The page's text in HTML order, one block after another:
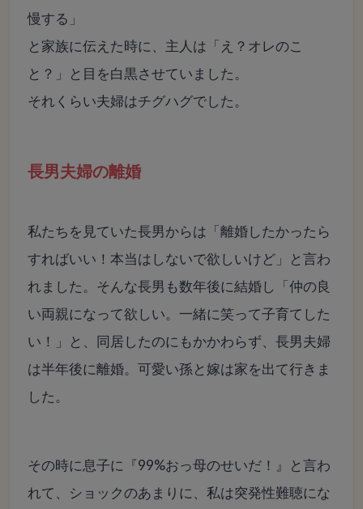
慢する」
と家族に伝えた時に、主人は「え？オレのこ
と？」と目を白黒させていました。
それくらい夫婦はチグハグでした。
長男夫婦の離婚
私たちを見ていた長男からは「離婚したかったら
すればいい！本当はしないで欲しいけど」と言わ
れました。そんな長男も数年後に結婚し「仲の良
い両親になって欲しい。一緒に笑って子育てした
い！」と、同居したのにもかかわらず、長男夫婦
は半年後に離婚。可愛い孫と嫁は家を出て行きま
した。
その時に息子に『99%おっ母のせいだ！』と言わ
れて、ショックのあまりに、私は突発性難聴にな